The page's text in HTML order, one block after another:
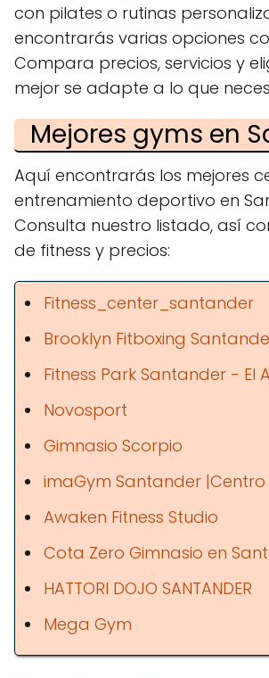
con pilates o rutinas
encontrarás varias opciones
Compara precios, servicios y
mejor se adapte a lo que
Mejores gyms en
Aquí encontrarás los mejores
entrenamiento deportivo en
Consulta nuestro listado, así
de fitness y precios:
Fitness_center_santander
Brooklyn Fitboxing
Fitness Park Santander - El
Novosport
Gimnasio Scorpio
imaGym Santander |Centro
Awaken Fitness Studio
Cota Zero Gimnasio en
HATTORI DOJO SANTANDER
Mega Gym